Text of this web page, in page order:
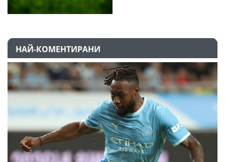
НАЙ-КОМЕНТИРАНИ